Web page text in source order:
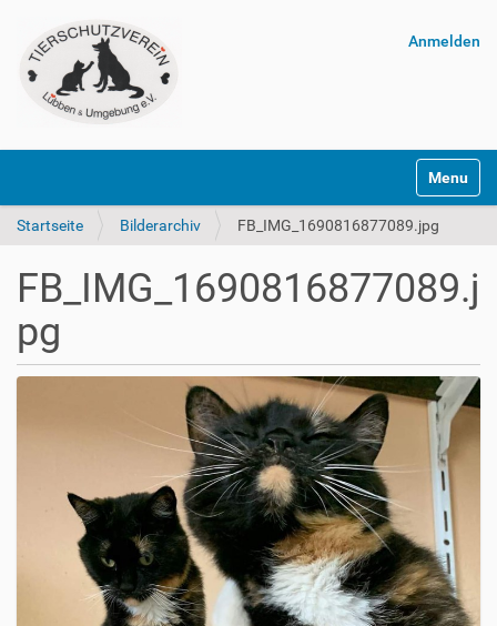
Anmelden
Startseite Bilderarchiv FB_IMG_1690816877089.jpg
FB_IMG_1690816877089.j
pg